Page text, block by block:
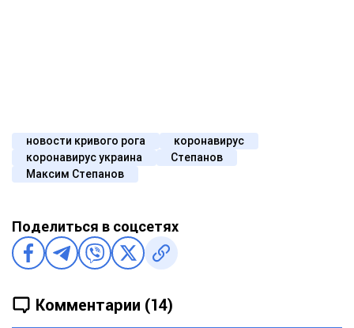
новости кривого рога
коронавирус
коронавирус украина
Степанов
Максим Степанов
Поделиться в соцсетях
Комментарии (14)